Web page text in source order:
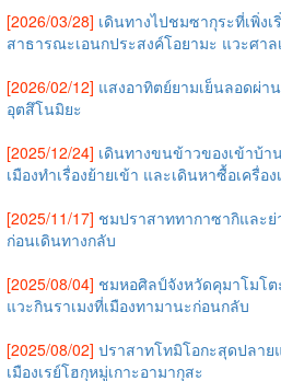
[2026/03/28] เดินทางไปชมซากุระที่เพิ่ง
สาธารณะเอนกประสงค์โอยามะ แวะศา
[2026/02/12] แสงอาทิตย์ยามเย็นลอดผ่
อุตสึโนมิยะ
[2025/12/24] เดินทางขนข้าวของเข้าบ้
เมืองทำเรื่องย้ายเข้า และเดินหาซื้อเครื่อ
[2025/11/17] ชมปราสาททากาซากิและ
ก่อนเดินทางกลับ
[2025/08/04] ชมหอศิลป์จังหวัดคุมาโมโ
แวะกินราเมงที่เมืองทามานะก่อนกลับ
[2025/08/02] ปราสาทโทมิโอกะสุดปลาย
เมืองเรย์โฮกุหมู่เกาะอามากุสะ